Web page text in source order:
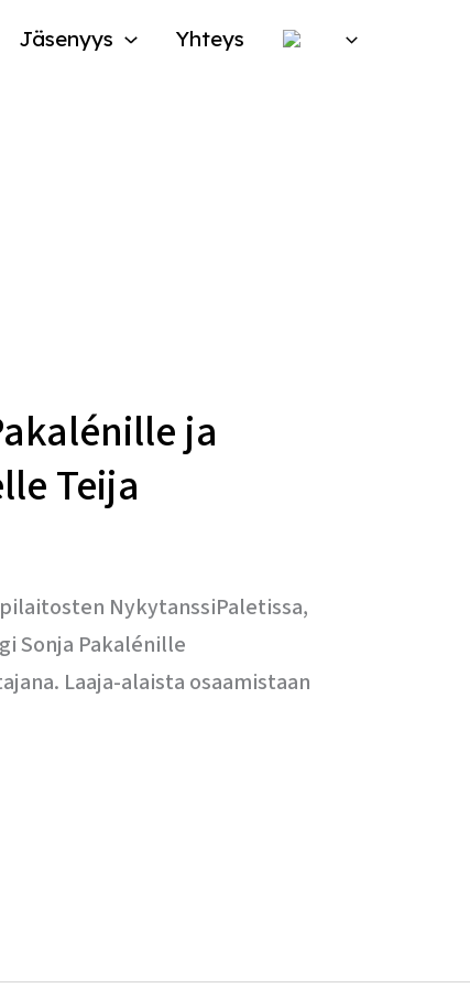
Jäsenyys Yhteys
ja
Teija
NykytanssiPaletissa,
Sonja Pakalénille
Laaja-alaista osaamistaan